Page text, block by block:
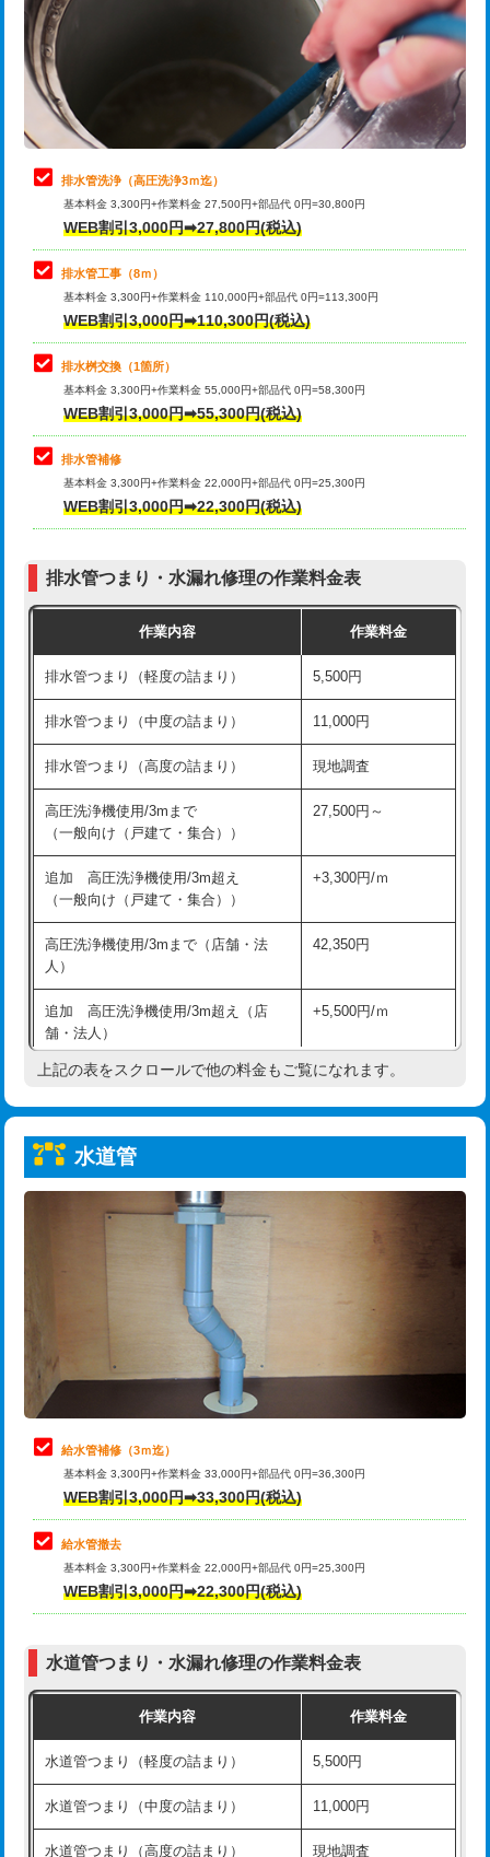
管・ポリ管・HT管使用/3ｍ超え)
排水管工事（土の掘削・埋め戻し作
業）
11,000円~
排水管工事（排水管工事/3ｍまで） 55,000円
排水管工事（追加 排水管工事/3ｍ超
え）
マス交換（土の掘削・埋め戻し作業）
マス交換（深さ50㎝未満）
マス交換（深さ50㎝以上）
コンクリート斫り（厚さ10㎝まで）
コンクリート斫り（厚さ10㎝超え）
モルタル補修（厚さ10㎝まで）
モルタル補修（厚さ10㎝超え）
追加人工 16,500円
現場見積
※給水管工事は20mmまでの価格です。
桝清掃 8,800円
止水・漏水調査・防水処理・清掃・修
理・調整・分解・加工など（軽作業）
11,000円
止水・漏水調査・防水処理・清掃・修
理・調整・分解・加工など（中作業）
22,000円
止水・漏水調査・防水処理・清掃・修
理・調整・分解・加工など（重作業）
33,000円
その他部品の脱着
交換・取付（タンク）
交換・取付(単水栓（壁付・デッキ
式）)
交換・取付(混合水栓（壁付・デッキ
式・ワンホール）)
16,500円+材料費
交換・取付(排水栓・排水トラップ
交換・取付（その他部品） 11,000円+材料費
持込商品取付（単水栓） 13,200円
持込商品取付（混合水栓） 16,500円
持込商品取付（浄水器・分岐水栓） 16,500円
給水管工事※（ホール加工) 16,500円
給水管工事※（バンド止め) 3,300円
給水管工事※（支持金具設置)
給水管工事※（保温材使用（バンド止
め込み）)
5,500円
給水管工事※（土の掘削・埋め戻し作
業)
11,000円
給水管工事※（塩ビ管（VP・HI）使
用/3ｍまで)
33,000円
給水管工事※（塩ビ管（VP・HI）使
+8,800円
給水管工事※（ライニング鋼管・銅
管・ポリ管・HT管使用/3ｍまで)
給水管工事※（ライニング鋼管・銅
管・ポリ管・HT管使用/3ｍ超え)
排水管工事（土の掘削・埋め戻し作
11,000円~
排水管工事（排水管工事/3ｍまで） 55,000円
排水管工事（追加 排水管工事/3ｍ超
マス交換（土の掘削・埋め戻し作業）
マス交換（深さ50㎝未満）
マス交換（深さ50㎝以上）
コンクリート斫り（厚さ10㎝まで）
モルタル補修（厚さ10㎝超え） 38,500円
洗面台設置 38,500円
化粧台設置 22,000円
排水管洗浄（高圧洗浄3ｍ迄）
基本料金 3,300円+作業料金 27,500円+部品代 0円=30,800円
WEB割引3,000円➡27,800円(税込)
排水管工事（8ｍ）
基本料金 3,300円+作業料金 110,000円+部品代 0円=113,300円
WEB割引3,000円➡110,300円(税込)
排水桝交換（1箇所）
基本料金 3,300円+作業料金 55,000円+部品代 0円=58,300円
WEB割引3,000円➡55,300円(税込)
排水管補修
基本料金 3,300円+作業料金 22,000円+部品代 0円=25,300円
WEB割引3,000円➡22,300円(税込)
排水管つまり・水漏れ修理の作業料金表
作業内容 作業料金
排水管つまり（軽度の詰まり） 5,500円
排水管つまり（中度の詰まり） 11,000円
排水管つまり（高度の詰まり） 現地調査
高圧洗浄機使用/3mまで
（一般向け（戸建て・集合））
27,500円～
追加 高圧洗浄機使用/3m超え
（一般向け（戸建て・集合））
+3,300円/ｍ
高圧洗浄機使用/3mまで（店舗・法
人）
42,350円
追加 高圧洗浄機使用/3m超え（店
舗・法人）
+5,500円/ｍ
高度高圧洗浄換 現地調査
トーラー機使用/3mまで
追加トーラー機使用/3m超え
33,000円
8,800円
止水・漏水調査・防水処理・清掃・修
理・調整・分解・加工など（軽作業）
11,000円
止水・漏水調査・防水処理・清掃・修
理・調整・分解・加工など（中作業）
止水・漏水調査・防水処理・清掃・修
理・調整・分解・加工など（重作業）
33,000円
その他部品の脱着
交換・取付（タンク）
式）)
式・ワンホール）)
交換・取付(排水栓・排水トラップ
22,000円+材料費
上記の表をスクロールで他の料金もご覧になれます。
水道管
給水管補修（3ｍ迄）
基本料金 3,300円+作業料金 33,000円+部品代 0円=36,300円
WEB割引3,000円➡33,300円(税込)
給水管撤去
基本料金 3,300円+作業料金 22,000円+部品代 0円=25,300円
WEB割引3,000円➡22,300円(税込)
水道管つまり・水漏れ修理の作業料金表
作業内容 作業料金
水道管つまり（軽度の詰まり） 5,500円
水道管つまり（中度の詰まり） 11,000円
水道管つまり（高度の詰まり） 現地調査